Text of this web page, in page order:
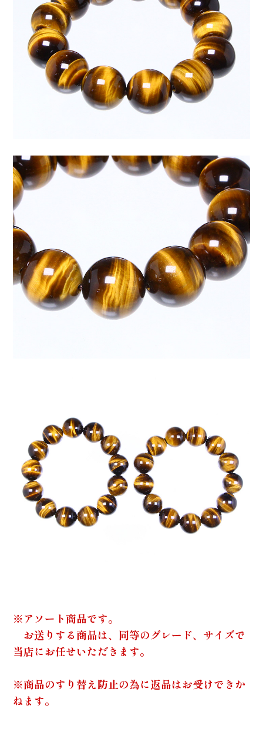
※アソート商品です。
お送りする商品は、同等のグレード、サイズで
当店にお任せいただきます。
※商品のすり替え防止の為に返品はお受けできか
ねます。